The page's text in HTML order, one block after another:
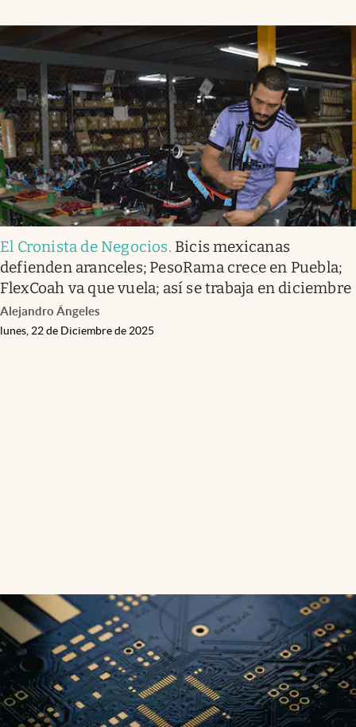
El Cronista de Negocios. Bicis mexicanas
defienden aranceles; PesoRama crece en Puebla;
FlexCoah va que vuela; así se trabaja en diciembre
Alejandro Ángeles
lunes, 22 de Diciembre de 2025